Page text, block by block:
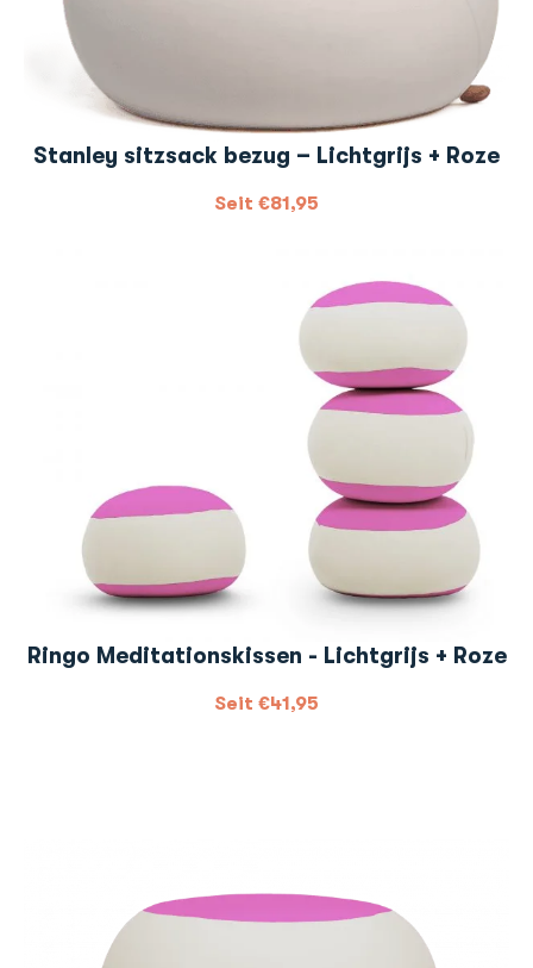
Stanley sitzsack bezug – Lichtgrijs + Roze
Seit €81,95
Ringo Meditationskissen - Lichtgrijs + Roze
Seit €41,95